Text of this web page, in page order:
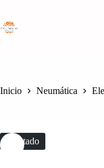
contenido
Inicio Neumática
Agotado